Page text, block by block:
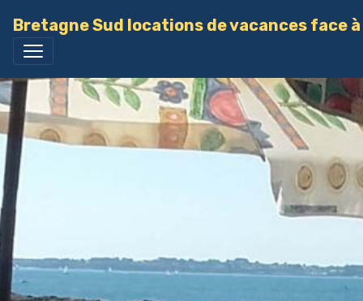
Bretagne Sud locations de vacances face